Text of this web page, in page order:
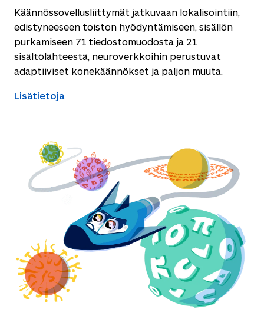
Käännössovellusliittymät jatkuvaan lokalisointiin,
edistyneeseen toiston hyödyntämiseen, sisällön
purkamiseen 71 tiedostomuodosta ja 21
sisältölähteestä, neuroverkkoihin perustuvat
adaptiiviset konekäännökset ja paljon muuta.
Lisätietoja